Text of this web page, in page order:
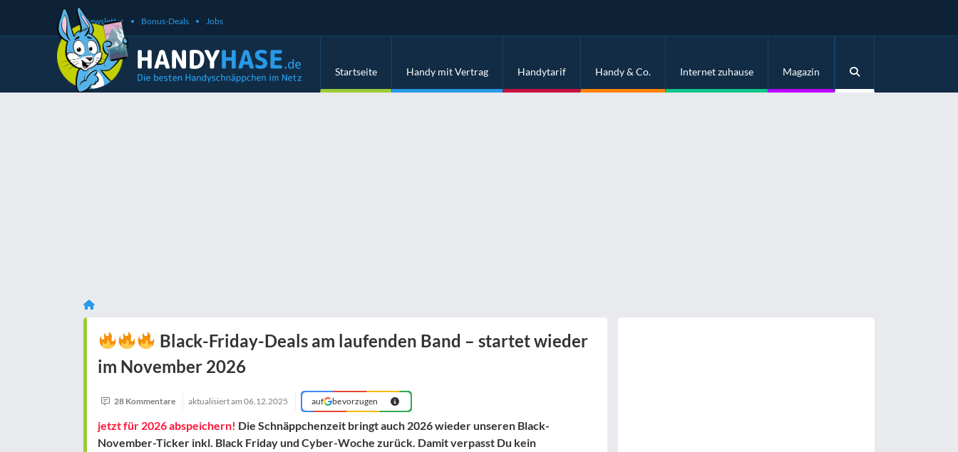
Newsletter Bonus-Deals Jobs
Startseite Handy mit Vertrag Handytarif Handy & Co. Internet zuhause Magazin
Black-Friday-Deals am laufenden Band – startet wieder
im November 2026
28 Kommentare aktualisiert am 06.12.2025 auf bevorzugen
jetzt für 2026 abspeichern! Die Schnäppchenzeit bringt auch 2026 wieder unseren Black-
November-Ticker inkl. Black Friday und Cyber-Woche zurück. Damit verpasst Du kein